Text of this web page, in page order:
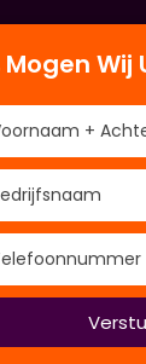
geeft zijn
Mogen Wij